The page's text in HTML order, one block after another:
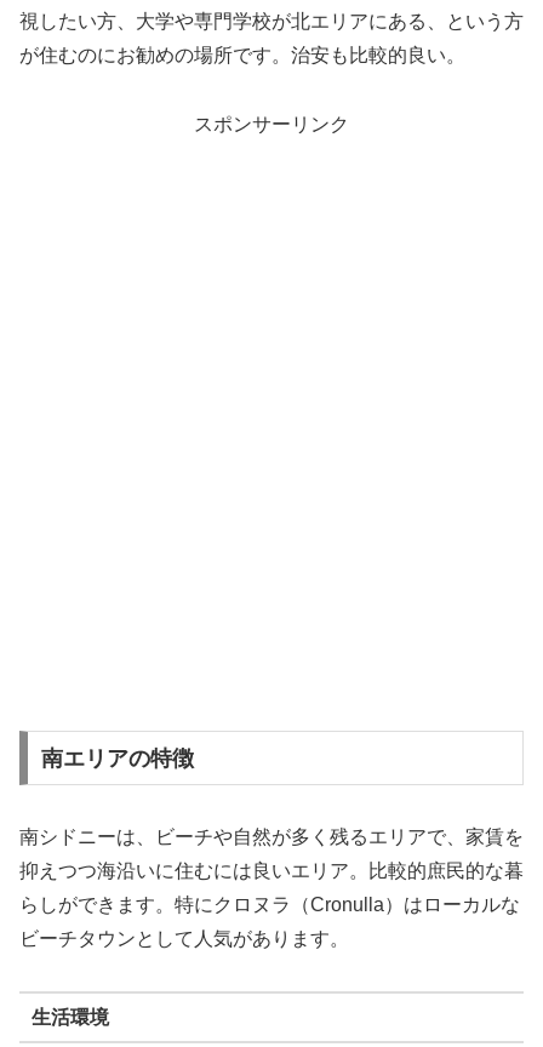
視したい方、大学や専門学校が北エリアにある、という方
が住むのにお勧めの場所です。治安も比較的良い。
スポンサーリンク
南エリアの特徴
南シドニーは、ビーチや自然が多く残るエリアで、家賃を
抑えつつ海沿いに住むには良いエリア。比較的庶民的な暮
らしができます。特にクロヌラ（Cronulla）はローカルな
ビーチタウンとして人気があります。
生活環境